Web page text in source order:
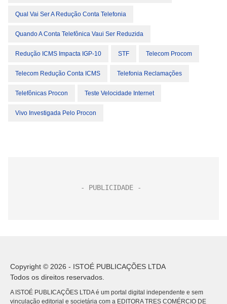
Qual Vai Ser A Redução Conta Telefonia
Quando A Conta Telefônica Vaui Ser Reduzida
Redução ICMS Impacta IGP-10 STF Telecom Procom
Telecom Redução Conta ICMS Telefonia Reclamações
Telefônicas Procon Teste Velocidade Internet
Vivo Investigada Pelo Procon
Copyright © 2026 - ISTOÉ PUBLICAÇÕES LTDA
Todos os direitos reservados.
A ISTOÉ PUBLICAÇÕES LTDA é um portal digital independente e sem
vinculação editorial e societária com a EDITORA TRES COMÉRCIO DE